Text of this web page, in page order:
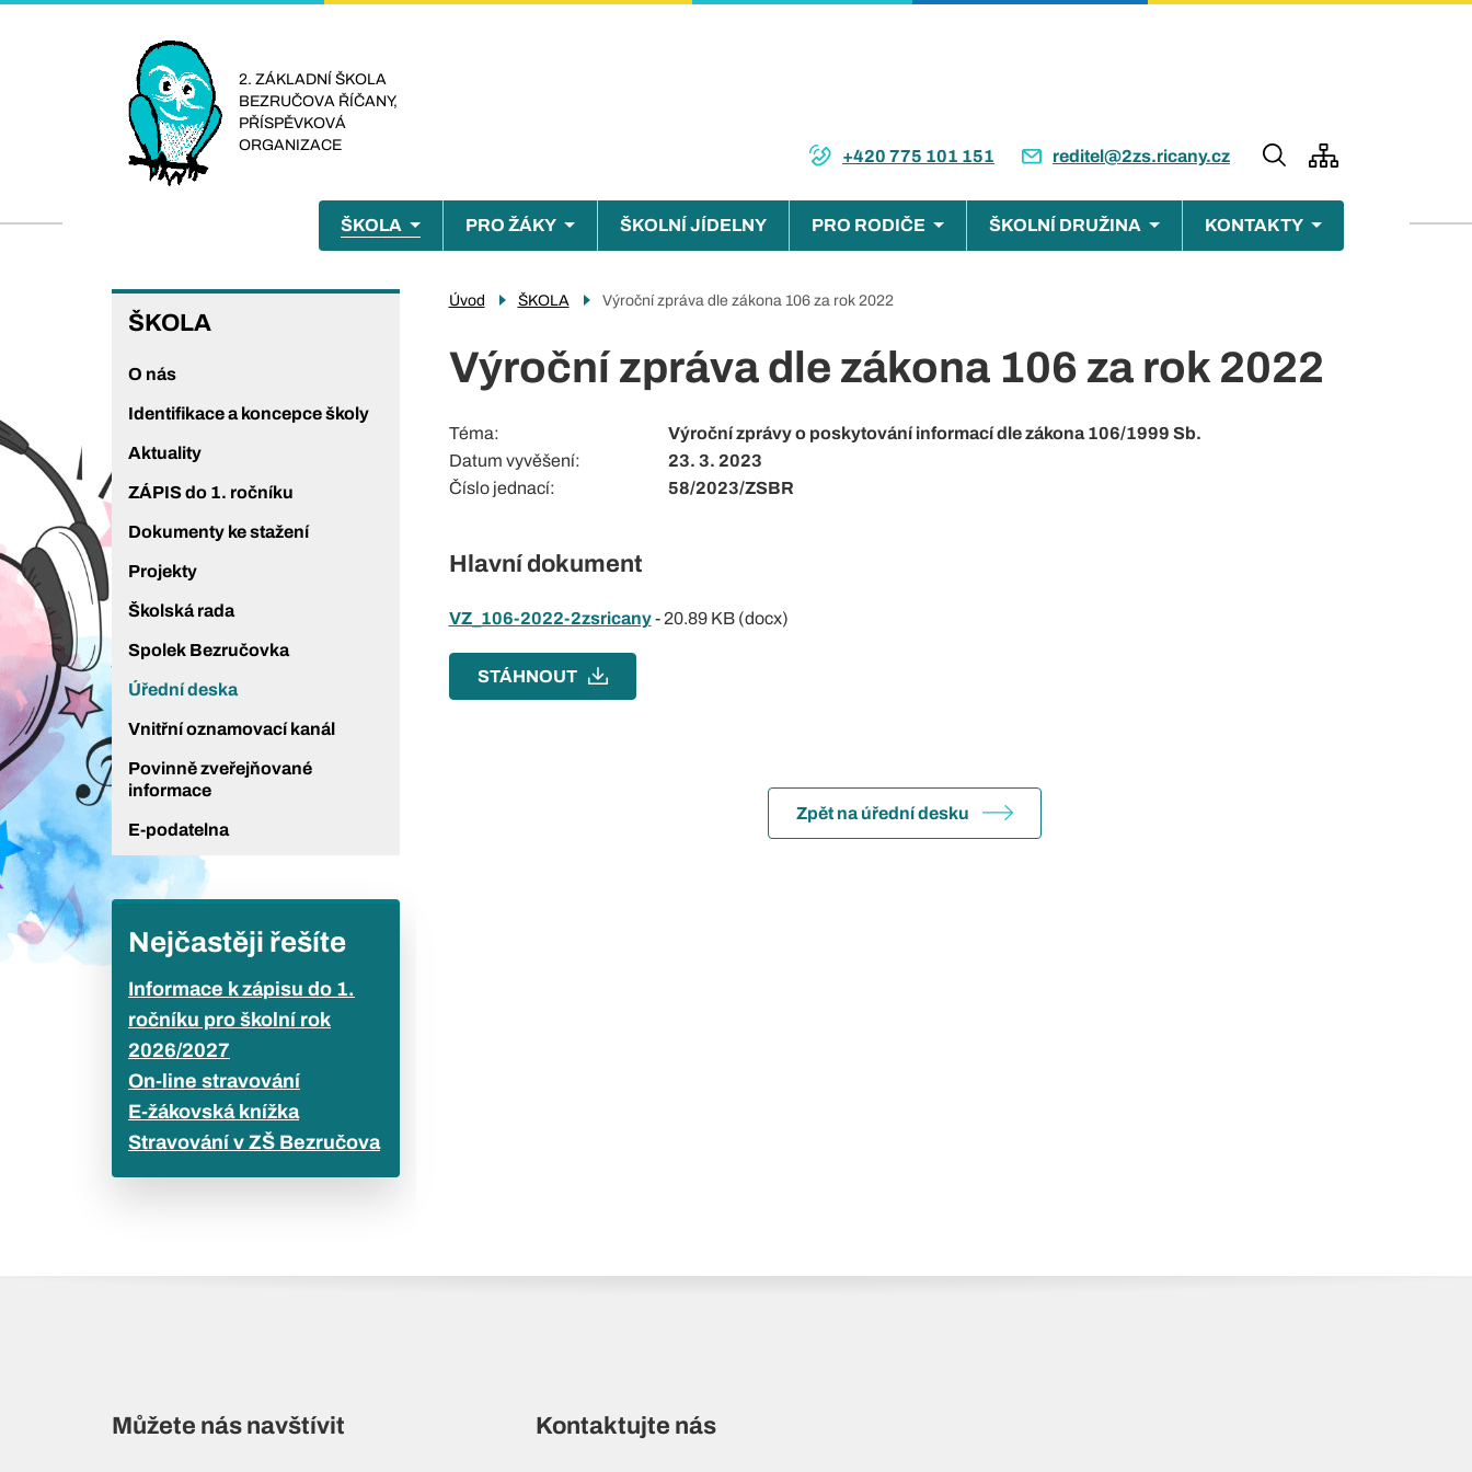
2. ZÁKLADNÍ ŠKOLA
BEZRUČOVA ŘÍČANY,
PŘÍSPĚVKOVÁ
ORGANIZACE
+420 775 101 151 reditel@2zs.ricany.cz
Menu
navigace
ŠKOLA PRO ŽÁKY ŠKOLNÍ JÍDELNY PRO RODIČE ŠKOLNÍ DRUŽINA KONTAKTY
ŠKOLA
ŠKOLA
O nás
Identifikace a koncepce školy
Aktuality
ZÁPIS do 1. ročníku
Dokumenty ke stažení
Projekty
Školská rada
Spolek Bezručovka
Úřední deska
Vnitřní oznamovací kanál
Povinně zveřejňované
informace
E-podatelna
Nejčastěji řešíte
Informace k zápisu do 1.
ročníku pro školní rok
2026/2027
On-line stravování
E-žákovská knížka
Stravování v ZŠ Bezručova
Úvod ŠKOLA Výroční zpráva dle zákona 106 za rok 2022
Výroční zpráva dle zákona 106 za rok 2022
Téma
Výroční zprávy o poskytování informací dle zákona 106/1999 Sb.
Datum vyvěšení
23. 3. 2023
Číslo jednací
58/2023/ZSBR
Hlavní dokument
VZ_106-2022-2zsricany - 20.89 KB (docx)
STÁHNOUT
Zpět na úřední desku
Můžete nás navštívit Kontaktujte nás